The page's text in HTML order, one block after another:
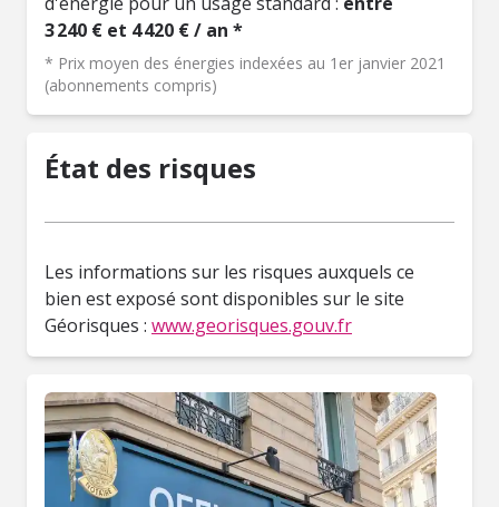
3 240 € et 4 420 € / an *
* Prix moyen des énergies indexées au 1er janvier 2021
(abonnements compris)
État des risques
Les informations sur les risques auxquels ce
bien est exposé sont disponibles sur le site
Géorisques : www.georisques.gouv.fr